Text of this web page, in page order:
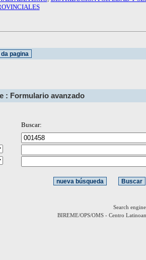
: Formulario avanzado
Buscar:
Search
BIREME/OPS/OMS - Centro